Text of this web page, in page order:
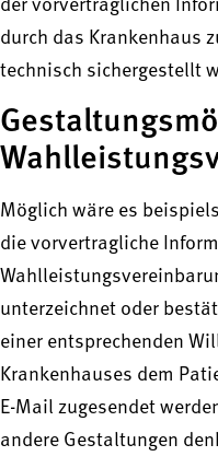
der vorvertraglichen
durch das Krankenhaus
technisch sichergestellt
Möglich wäre es
die vorvertragliche
unterzeichnet oder
einer entsprechenden
Krankenhauses dem
E-Mail zugesendet
andere Gestaltungen